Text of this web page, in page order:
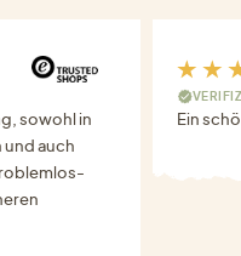
sowohl in
und auch
Ein